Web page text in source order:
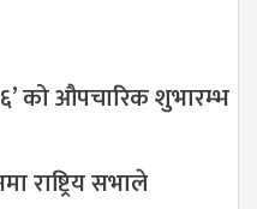
को औपचारिक शुभारम्भ
राष्ट्रिय सभाले